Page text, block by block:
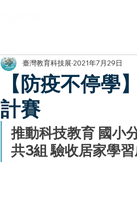
【防疫不停學
計賽
臺灣教育科技展 2021年7月29日
推動科技教育 國小
共3組 驗收居家學